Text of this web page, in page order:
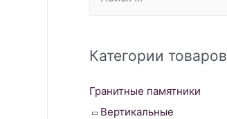
r
h
Категории товаров
Гранитные памятники
Вертикальные